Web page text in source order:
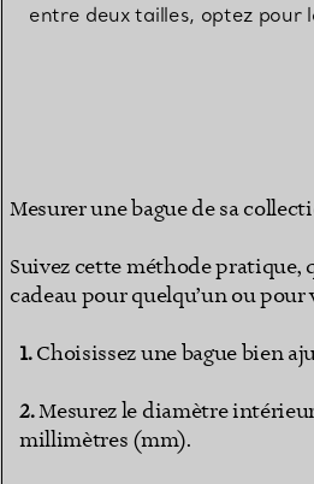
entre deux tailles, optez pour
Mesurer une bague de sa
Suivez cette méthode pratique,
cadeau pour quelqu’un ou pour
Choisissez une bague bien
Mesurez le diamètre
millimètres (mm).